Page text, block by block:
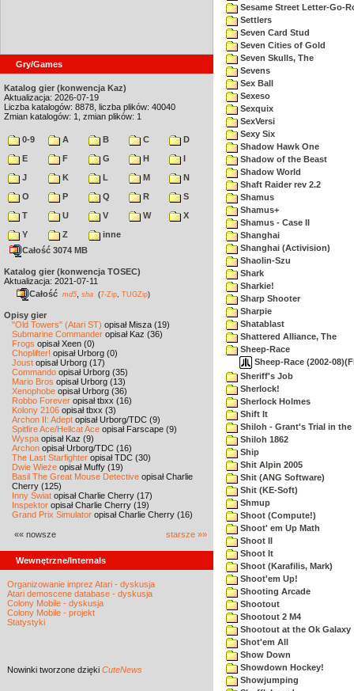
Gry/Games
Katalog gier (konwencja Kaz)
Aktualizacja: 2026-07-19
Liczba katalogów: 8878, liczba plików: 40040
Zmian katalogów: 1, zmian plików: 1
0-9 A B C
D
E
F G H
I
J
K L M
N
O
P Q R
S
T
U V W
X
Y
Z
inne
Całość 3074 MB
Katalog gier (konwencja TOSEC)
Aktualizacja: 2021-07-11
Całość md5 sha (7-Zip TUGZip)
Opisy gier
"Old Towers" (Atari ST) opisał Misza (19)
Submarine Commander opisał Kaz (36)
Frogs opisał Xeen (0)
Choplifter! opisał Urborg (0)
Joust opisał Urborg (17)
Commando opisał Urborg (35)
Mario Bros opisał Urborg (13)
Xenophobe opisał Urborg (36)
Robbo Forever opisał tbxx (16)
Kolony 2106 opisał tbxx (3)
Archon II: Adept opisał Urborg/TDC (9)
Spitfire Ace/Hellcat Ace opisał Farscape (9)
Wyspa opisał Kaz (9)
Archon opisał Urborg/TDC (16)
The Last Starfighter opisał TDC (30)
Dwie Wieże opisał Muffy (19)
Basil The Great Mouse Detective opisał Charlie
Cherry (125)
Inny Świat opisał Charlie Cherry (17)
Inspektor opisał Charlie Cherry (19)
Grand Prix Simulator opisał Charlie Cherry (16)
«« nowsze starsze »»
Wewnętrzne/Internals
Organizowanie imprez Atari - dyskusja
Atari demoscene database - dyskusja
Colony Mobile - dyskusja
Colony Mobile - projekt
Statystyki
Nowinki tworzone dzięki CuteNews
Sesame Street Letter-Go-
Settlers
Seven Card Stud
Seven Cities of Gold
Seven Skulls, The
Sevens
Sex Ball
Sexeso
Sexquix
SexVersi
Sexy Six
Shadow Hawk One
Shadow of the Beast
Shadow World
Shaft Raider rev 2.2
Shamus
Shamus+
Shamus - Case II
Shanghai
Shanghai (Activision)
Shaolin-Szu
Shark
Sharkie!
Sharp Shooter
Sharpie
Shatablast
Shattered Alliance, The
Sheep-Race
Sheep-Race (2002-
Sheriff's Job
Sherlock!
Sherlock Holmes
Shift It
Shiloh - Grant's Trial in the
Shiloh 1862
Ship
Shit Alpin 2005
Shit (ANG Software)
Shit (KE-Soft)
Shmup
Shoot (Compute!)
Shoot' em Up Math
Shoot II
Shoot It
Shoot (Karafilis, Mark)
Shoot'em Up!
Shooting Arcade
Shootout
Shootout 2 M4
Shootout at the Ok Galaxy
Shot'em All
Show Down
Showdown Hockey!
Showjumping